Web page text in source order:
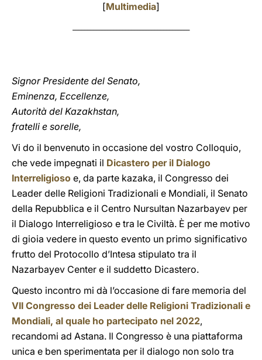
[Multimedia]
Signor Presidente del Senato,
Eminenza, Eccellenze,
Autorità del Kazakhstan,
fratelli e sorelle,
Vi do il benvenuto in occasione del vostro Colloquio,
che vede impegnati il Dicastero per il Dialogo
Interreligioso e, da parte kazaka, il Congresso dei
Leader delle Religioni Tradizionali e Mondiali, il Senato
della Repubblica e il Centro Nursultan Nazarbayev per
il Dialogo Interreligioso e tra le Civiltà. È per me motivo
di gioia vedere in questo evento un primo significativo
frutto del Protocollo d’Intesa stipulato tra il
Nazarbayev Center e il suddetto Dicastero.
Questo incontro mi dà l’occasione di fare memoria del
VII Congresso dei Leader delle Religioni Tradizionali e
Mondiali, al quale ho partecipato nel 2022,
recandomi ad Astana. Il Congresso è una piattaforma
unica e ben sperimentata per il dialogo non solo tra